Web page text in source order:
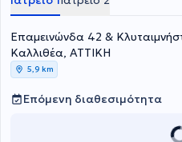
πνευμονοπάθειας (σπιρομέτρηση
πλήθος περιστατικών,
ασθενούς.
Επαμεινώνδα 42 &
Καλλιθέα, ΑΤΤΙΚΗ
5,9 km
Επόμενη διαθεσιμότητα